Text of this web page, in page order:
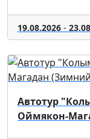
19.08.2026 -
Автотур
Оймякон-